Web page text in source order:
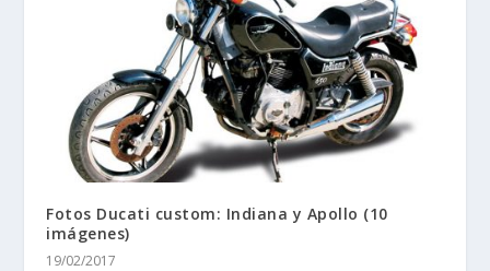
Fotos Ducati custom: Indiana y Apollo (10
imágenes)
19/02/2017